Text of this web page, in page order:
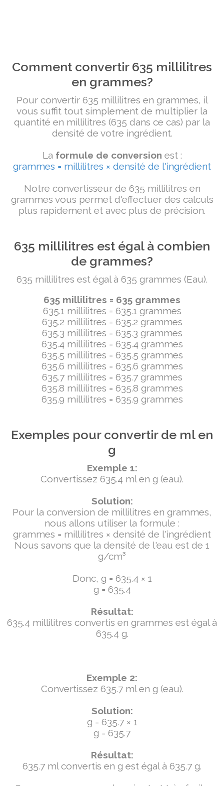
Comment convertir 635 millilitres
en grammes?
Pour convertir 635 millilitres en grammes, il
vous suffit tout simplement de multiplier la
quantité en millilitres (635 dans ce cas) par la
densité de votre ingrédient.
La formule de conversion est :
grammes = millilitres × densité de l'ingrédient
Notre convertisseur de 635 millilitres en
grammes vous permet d'effectuer des calculs
plus rapidement et avec plus de précision.
635 millilitres est égal à combien
de grammes?
635 millilitres est égal à 635 grammes (Eau).
635 millilitres = 635 grammes
635.1 millilitres = 635.1 grammes
635.2 millilitres = 635.2 grammes
635.3 millilitres = 635.3 grammes
635.4 millilitres = 635.4 grammes
635.5 millilitres = 635.5 grammes
635.6 millilitres = 635.6 grammes
635.7 millilitres = 635.7 grammes
635.8 millilitres = 635.8 grammes
635.9 millilitres = 635.9 grammes
Exemples pour convertir de ml en
g
Exemple 1:
Convertissez 635.4 ml en g (eau).
Solution:
Pour la conversion de millilitres en grammes,
nous allons utiliser la formule :
grammes = millilitres × densité de l'ingrédient
Nous savons que la densité de l'eau est de 1
g/cm³
Donc, g = 635.4 × 1
g = 635.4
Résultat:
635.4 millilitres convertis en grammes est égal à
635.4 g.
Exemple 2:
Convertissez 635.7 ml en g (eau).
Solution:
g = 635.7 × 1
g = 635.7
Résultat:
635.7 ml convertis en g est égal à 635.7 g.